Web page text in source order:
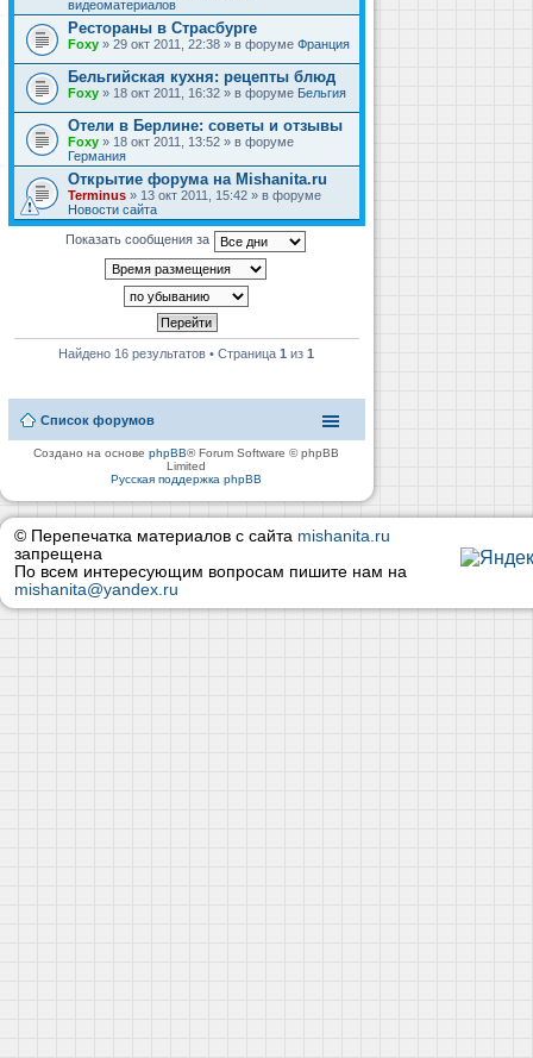
видеоматериалов
Рестораны в Страсбурге
Foxy » 29 окт 2011, 22:38 » в форуме Франция
Бельгийская кухня: рецепты блюд
Foxy » 18 окт 2011, 16:32 » в форуме Бельгия
Отели в Берлине: советы и отзывы
Foxy » 18 окт 2011, 13:52 » в форуме
Германия
Открытие форума на Mishanita.ru
Terminus » 13 окт 2011, 15:42 » в форуме
Новости сайта
Показать сообщения за
Найдено 16 результатов • Страница1 из1
Список форумов
Создано на основеphpBB® Forum Software © phpBB
Limited
Русская поддержка phpBB
© Перепечатка материалов с сайта mishanita.ru
запрещена
По всем интересующим вопросам пишите нам на
mishanita@yandex.ru